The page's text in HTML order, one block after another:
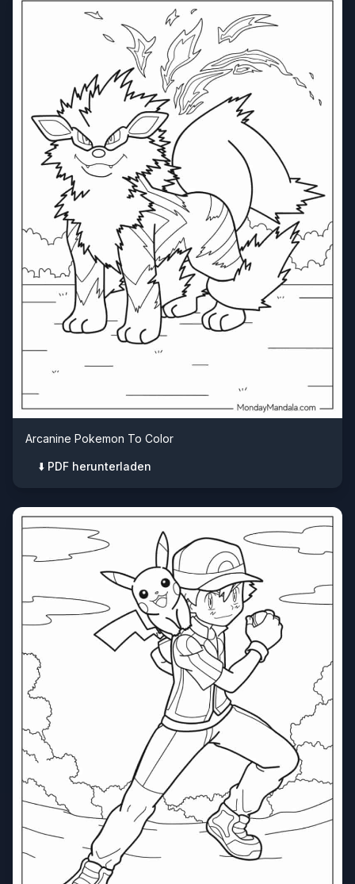
Arcanine Pokemon To Color
⬇️ PDF herunterladen